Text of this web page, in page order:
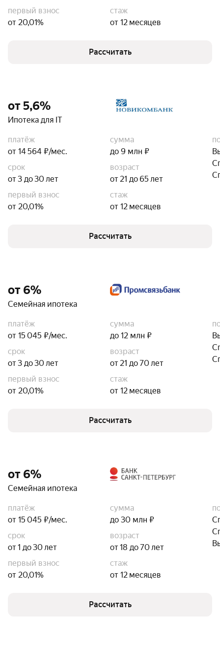
первый взнос
от 20,01%
стаж
от 12 месяцев
Рассчитать
от 5,6%
Ипотека для IT
платёж
от 14 564 ₽/мес.
сумма
до 9 млн ₽
срок
от 3 до 30 лет
возраст
от 21 до 65 лет
первый взнос
от 20,01%
стаж
от 12 месяцев
Рассчитать
от 6%
Семейная ипотека
платёж
от 15 045 ₽/мес.
сумма
до 12 млн ₽
срок
от 3 до 30 лет
возраст
от 21 до 70 лет
первый взнос
от 20,01%
стаж
от 12 месяцев
Рассчитать
от 6%
Семейная ипотека
платёж
от 15 045 ₽/мес.
сумма
до 30 млн ₽
срок
от 1 до 30 лет
возраст
от 18 до 70 лет
первый взнос
от 20,01%
стаж
от 12 месяцев
Рассчитать